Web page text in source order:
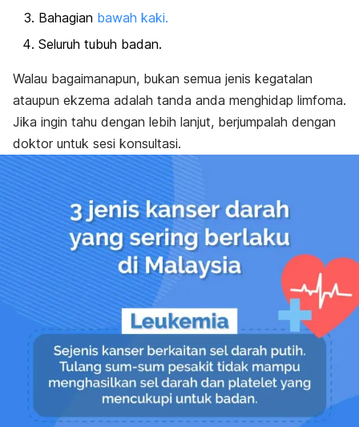
Bahagian bawah kaki.
Seluruh tubuh badan.
Walau bagaimanapun, bukan semua jenis kegatalan
ataupun ekzema adalah tanda anda menghidap limfoma.
Jika ingin tahu dengan lebih lanjut, berjumpalah dengan
doktor untuk sesi konsultasi.